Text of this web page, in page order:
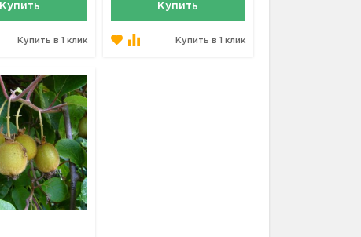
Купить
Купить в 1 клик
Купить
Купить в 1 клик